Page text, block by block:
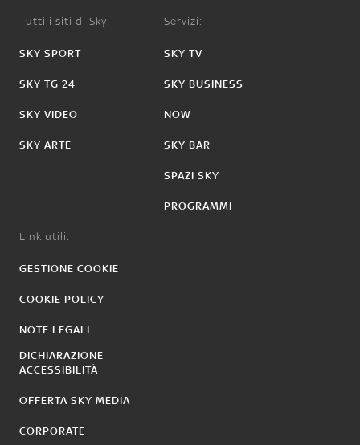
Tutti i siti di Sky:
SKY SPORT
SKY TG 24
SKY VIDEO
SKY ARTE
Servizi:
SKY TV
SKY BUSINESS
NOW
SKY BAR
SPAZI SKY
PROGRAMMI
Link utili:
GESTIONE COOKIE
COOKIE POLICY
NOTE LEGALI
DICHIARAZIONE
ACCESSIBILITÀ
OFFERTA SKY MEDIA
CORPORATE